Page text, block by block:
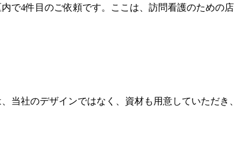
で4件目のご依頼です。ここは、訪問看護のための
当社のデザインではなく、資材も用意していただき